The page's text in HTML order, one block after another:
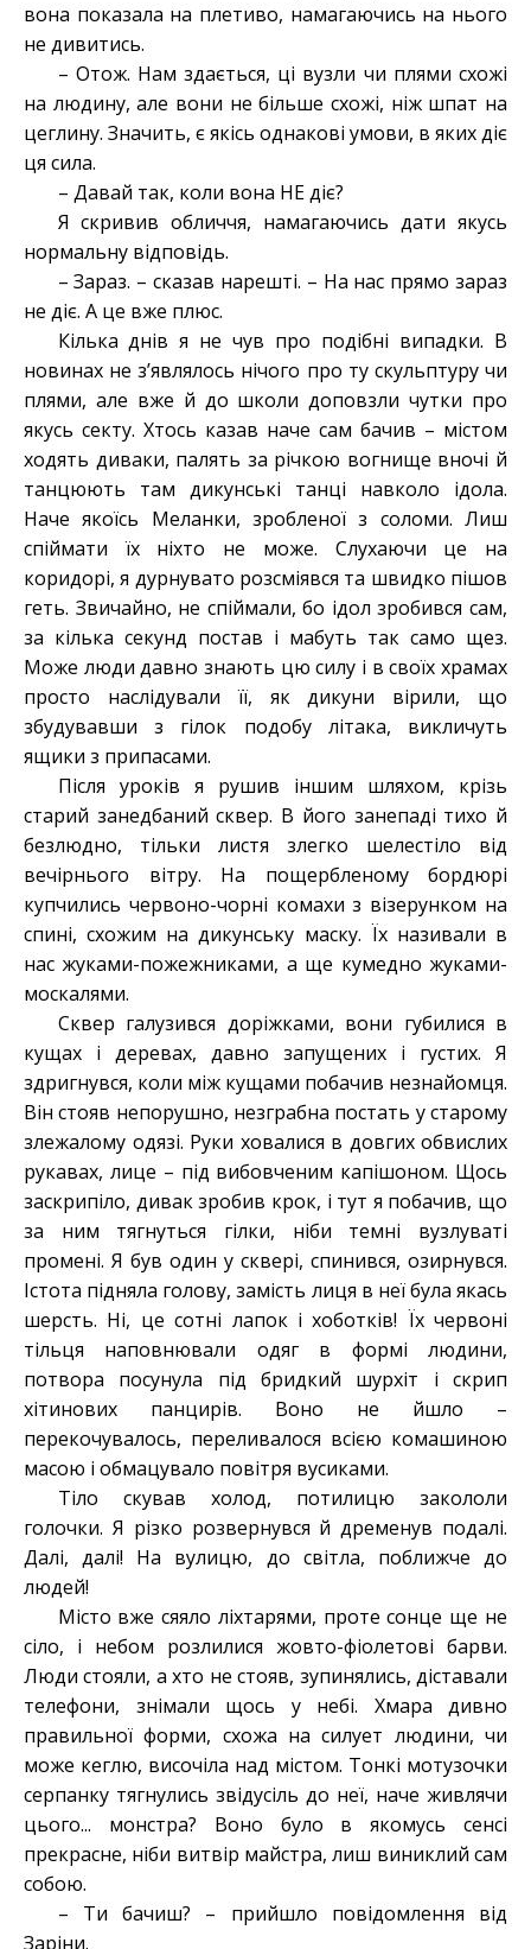
вона показала на плетиво, намагаючись на нього
не дивитись.
– Отож. Нам здається, ці вузли чи плями схожі
на людину, але вони не більше схожі, ніж шпат на
цеглину. Значить, є якісь однакові умови, в яких діє
ця сила.
– Давай так, коли вона НЕ діє?
Я скривив обличчя, намагаючись дати якусь
нормальну відповідь.
– Зараз. – сказав нарешті. – На нас прямо зараз
не діє. А це вже плюс.
Кілька днів я не чув про подібні випадки. В
новинах не з’являлось нічого про ту скульптуру чи
плями, але вже й до школи доповзли чутки про
якусь секту. Хтось казав наче сам бачив – містом
ходять диваки, палять за річкою вогнище вночі й
танцюють там дикунські танці навколо ідола.
Наче якоїсь Меланки, зробленої з соломи. Лиш
спіймати їх ніхто не може. Слухаючи це на
коридорі, я дурнувато розсміявся та швидко пішов
геть. Звичайно, не спіймали, бо ідол зробився сам,
за кілька секунд постав і мабуть так само щез.
Може люди давно знають цю силу і в своїх храмах
просто наслідували її, як дикуни вірили, що
збудувавши з гілок подобу літака, викличуть
ящики з припасами.
Після уроків я рушив іншим шляхом, крізь
старий занедбаний сквер. В його занепаді тихо й
безлюдно, тільки листя злегко шелестіло від
вечірнього вітру. На пощербленому бордюрі
купчились червоно-чорні комахи з візерунком на
спині, схожим на дикунську маску. Їх називали в
нас жуками-пожежниками, а ще кумедно жуками-
москалями.
Сквер галузився доріжками, вони губилися в
кущах і деревах, давно запущених і густих. Я
здригнувся, коли між кущами побачив незнайомця.
Він стояв непорушно, незграбна постать у старому
злежалому одязі. Руки ховалися в довгих обвислих
рукавах, лице – під вибовченим капішоном. Щось
заскрипіло, дивак зробив крок, і тут я побачив, що
за ним тягнуться гілки, ніби темні вузлуваті
промені. Я був один у сквері, спинився, озирнувся.
Істота підняла голову, замість лиця в неї була якась
шерсть. Ні, це сотні лапок і хоботків! Їх червоні
тільця наповнювали одяг в формі людини,
потвора посунула під бридкий шурхіт і скрип
хітинових панцирів. Воно не йшло –
перекочувалось, переливалося всією комашиною
масою і обмацувало повітря вусиками.
Тіло скував холод, потилицю закололи
голочки. Я різко розвернувся й дременув подалі.
Далі, далі! На вулицю, до світла, поближче до
людей!
Місто вже сяяло ліхтарями, проте сонце ще не
сіло, і небом розлилися жовто-фіолетові барви.
Люди стояли, а хто не стояв, зупинялись, діставали
телефони, знімали щось у небі. Хмара дивно
правильної форми, схожа на силует людини, чи
може кеглю, височіла над містом. Тонкі мотузочки
серпанку тягнулись звідусіль до неї, наче живлячи
цього... монстра? Воно було в якомусь сенсі
прекрасне, ніби витвір майстра, лиш виниклий сам
собою.
– Ти бачиш? – прийшло повідомлення від
Заріни.